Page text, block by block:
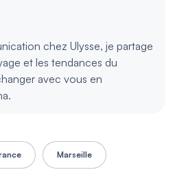
chez Ulysse, je partage
et les tendances du
avec vous en
Marseille